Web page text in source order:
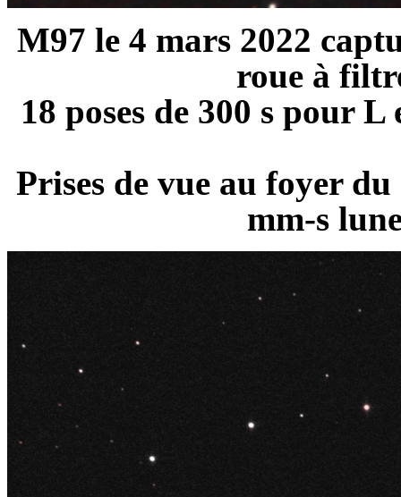
M97 le 4 mars 2022
roue à
18 poses de 300 s pour
Prises de vue au foyer
mm-s